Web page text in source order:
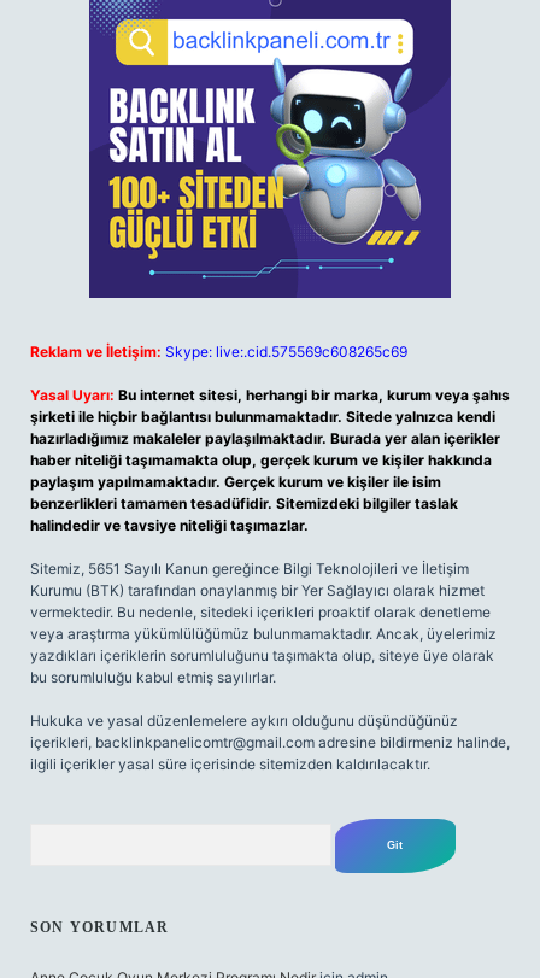
Reklam ve İletişim: Skype: live:.cid.575569c608265c69
Yasal Uyarı: Bu internet sitesi, herhangi bir marka, kurum veya şahıs
şirketi ile hiçbir bağlantısı bulunmamaktadır. Sitede yalnızca kendi
hazırladığımız makaleler paylaşılmaktadır. Burada yer alan içerikler
haber niteliği taşımamakta olup, gerçek kurum ve kişiler hakkında
paylaşım yapılmamaktadır. Gerçek kurum ve kişiler ile isim
benzerlikleri tamamen tesadüfidir. Sitemizdeki bilgiler taslak
halindedir ve tavsiye niteliği taşımazlar.
Sitemiz, 5651 Sayılı Kanun gereğince Bilgi Teknolojileri ve İletişim
Kurumu (BTK) tarafından onaylanmış bir Yer Sağlayıcı olarak hizmet
vermektedir. Bu nedenle, sitedeki içerikleri proaktif olarak denetleme
veya araştırma yükümlülüğümüz bulunmamaktadır. Ancak, üyelerimiz
yazdıkları içeriklerin sorumluluğunu taşımakta olup, siteye üye olarak
bu sorumluluğu kabul etmiş sayılırlar.
Hukuka ve yasal düzenlemelere aykırı olduğunu düşündüğünüz
içerikleri, backlinkpanelicomtr@gmail.com adresine bildirmeniz halinde,
ilgili içerikler yasal süre içerisinde sitemizden kaldırılacaktır.
SON YORUMLAR